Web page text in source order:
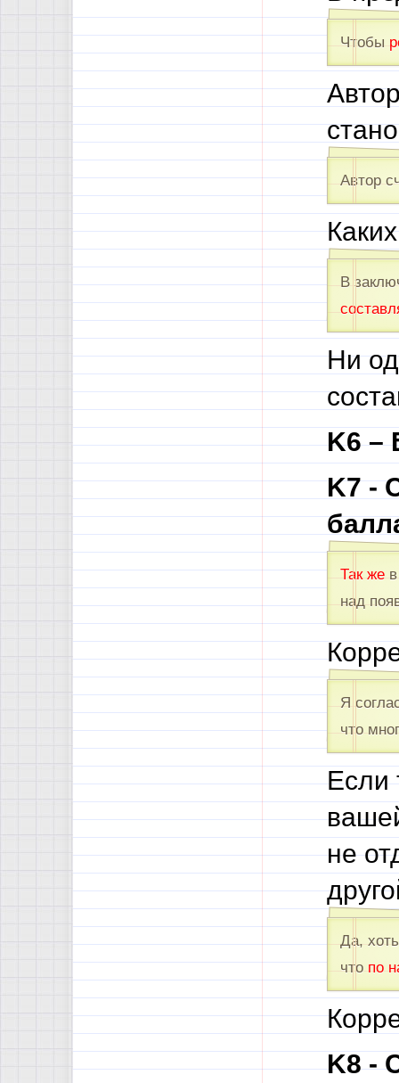
Чтобы
Автор
В
Ни
K6 –
K7 -
Так жев
над
Я
что
Если
не
Да,
что по
K8 -